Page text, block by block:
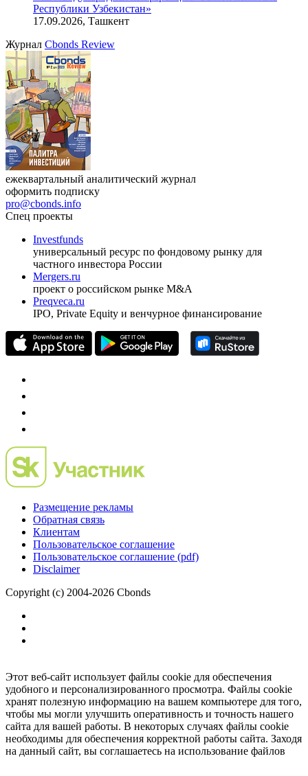
Республики Узбекистан»
17.09.2026, Ташкент
Журнал Cbonds Review
ежеквартальный аналитический журнал
оформить подписку
pro@cbonds.info
Спец проекты
Investfunds
универсальный ресурс по фондовому рынку для
частного инвестора России
Mergers.ru
проект о российском рынке M&A
Preqveca.ru
IPO, Private Equity и венчурное финансирование
Размещение рекламы
Обратная связь
Клиентам
Пользовательское соглашение
Пользовательское соглашение (pdf)
Disclaimer
Copyright (c) 2004-2026 Cbonds
Этот веб-сайт использует файлы cookie для обеспечения
удобного и персонализированного просмотра. Файлы cookie
хранят полезную информацию на вашем компьютере для того,
чтобы мы могли улучшить оперативность и точность нашего
сайта для вашей работы. В некоторых случаях файлы cookie
необходимы для обеспечения корректной работы сайта. Заходя
на данный сайт, вы соглашаетесь на использование файлов